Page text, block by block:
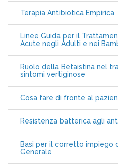
Terapia Antibiotica Empirica
Linee Guida per il
Acute negli Adulti e nei
Ruolo della Betaistina nel
sintomi vertiginose
Cosa fare di fronte al
Resistenza batterica agli
Basi per il corretto impiego
Generale